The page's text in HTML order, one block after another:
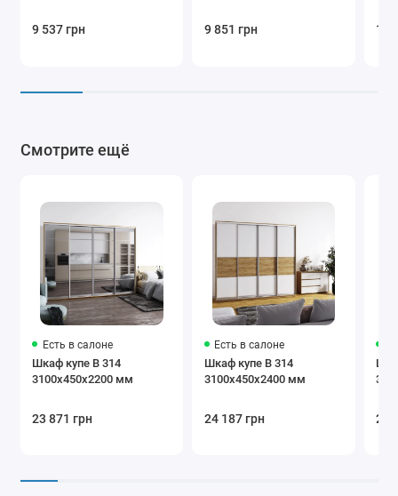
Бургунди
Дополнения
Блок ящиков
Радиус B-
60/45
Радиус
9 537 грн 9 851 грн 10
Смотрите ещё
Есть в салоне
Шкаф купе В 314
3100х450х2200 мм
23 871 грн
Есть в салоне
Шкаф купе В 314
3100х450х2400 мм
24 187 грн 25